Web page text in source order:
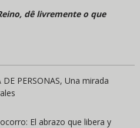
dê livremente o que
PERSONAS, Una mirada
El abrazo que libera y